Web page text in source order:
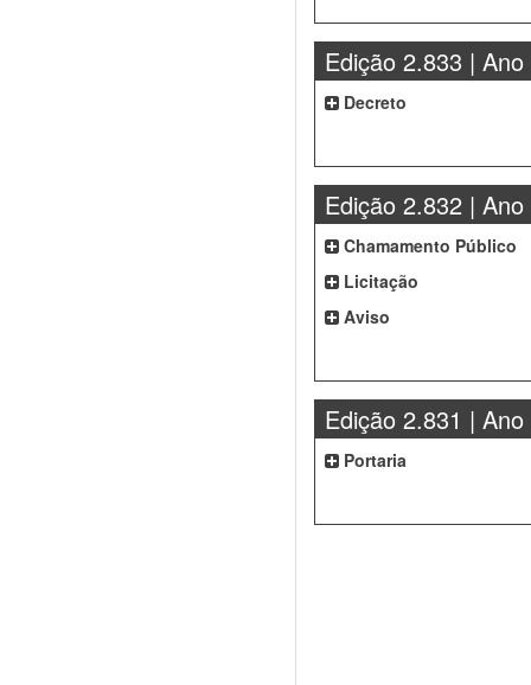
Edição 2.833 | Ano
Decreto
Edição 2.832 | Ano
Chamamento Público
Licitação
Aviso
Edição 2.831 | Ano
Portaria